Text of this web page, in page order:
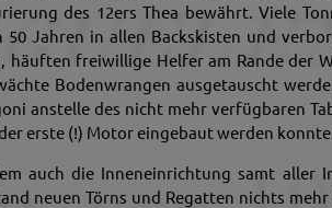
des 12ers Thea bewährt. Viele
50 Jahren in allen Backskisten und
häuften freiwillige Helfer am Rande der
Bodenwrangen ausgetauscht
anstelle des nicht mehr verfügbaren
erste (!) Motor eingebaut werden
auch die Inneneinrichtung samt aller
neuen Törns und Regatten nichts